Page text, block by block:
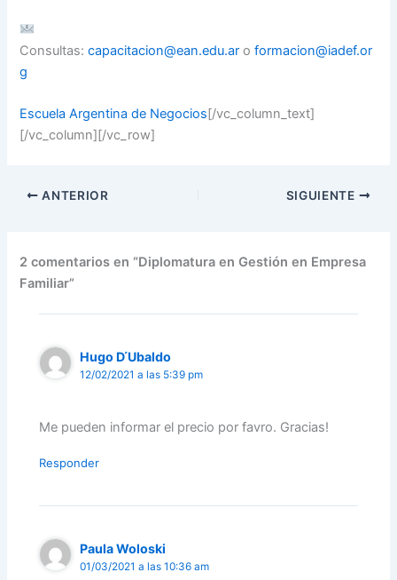
Consultas:capacitacion@ean.edu.ar oformacion@iadef.or
g
Escuela Argentina de Negocios[/vc_column_text]
[/vc_column][/vc_row]
ANTERIOR SIGUIENTE
2 comentarios en “Diplomatura en Gestión en Empresa
Familiar”
Hugo D ́Ubaldo
12/02/2021 a las 5:39 pm
Me pueden informar el precio por favro. Gracias!
Responder
Paula Woloski
01/03/2021 a las 10:36 am